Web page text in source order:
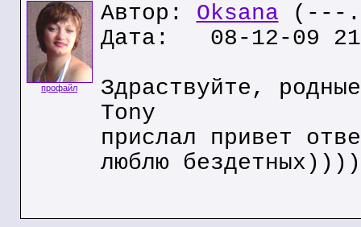
профайл
Автор: Oksana (---
Дата: 08-12-09
Здраствуйте,
Tony
прислал привет
люблю